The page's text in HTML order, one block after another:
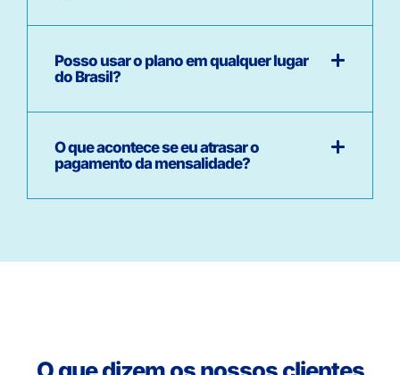
Posso usar o plano em qualquer lugar
do Brasil?
O que acontece se eu atrasar o
pagamento da mensalidade?